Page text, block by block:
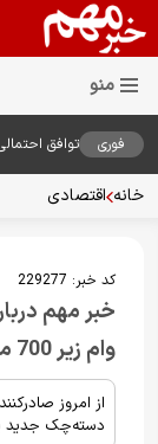
فوری
توافق
خانه اقتصادی
کد خبر: 229277
خبر مهم
وام زیر 700 میلیون
از امروز
دسته‌چک جدید